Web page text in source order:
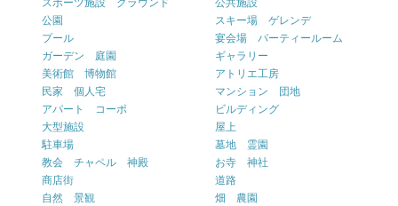
スポーツ施設 グラウンド
公共施設
公園
スキー場 ゲレンデ
プール
宴会場 パーティールーム
ガーデン 庭園
ギャラリー
美術館 博物館
アトリエ工房
民家 個人宅
マンション 団地
アパート コーポ
ビルディング
大型施設
屋上
駐車場
墓地 霊園
教会 チャペル 神殿
お寺 神社
商店街
道路
自然 景観
畑 農園